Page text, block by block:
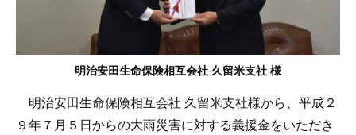
明治安田生命保険相互会社 久留米支社 様
明治安田生命保険相互会社 久留米支社様から、平成２
９年７月５日からの大雨災害に対する義援金をいただき